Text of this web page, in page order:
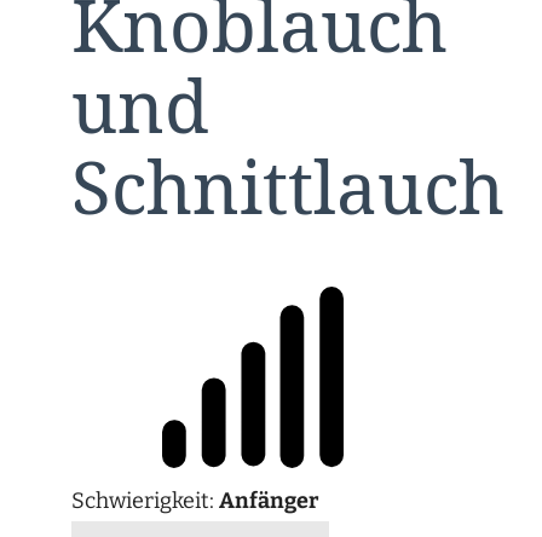
Knoblauch
und
Schnittlauch
Schwierigkeit: Anfänger